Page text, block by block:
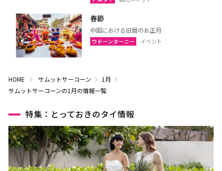
春節
中国における旧暦のお正月
ウドーンターニー イベント
HOME サムットサーコーン
1月
サムットサーコーンの1月の情報一覧
特集：とっておきのタイ情報